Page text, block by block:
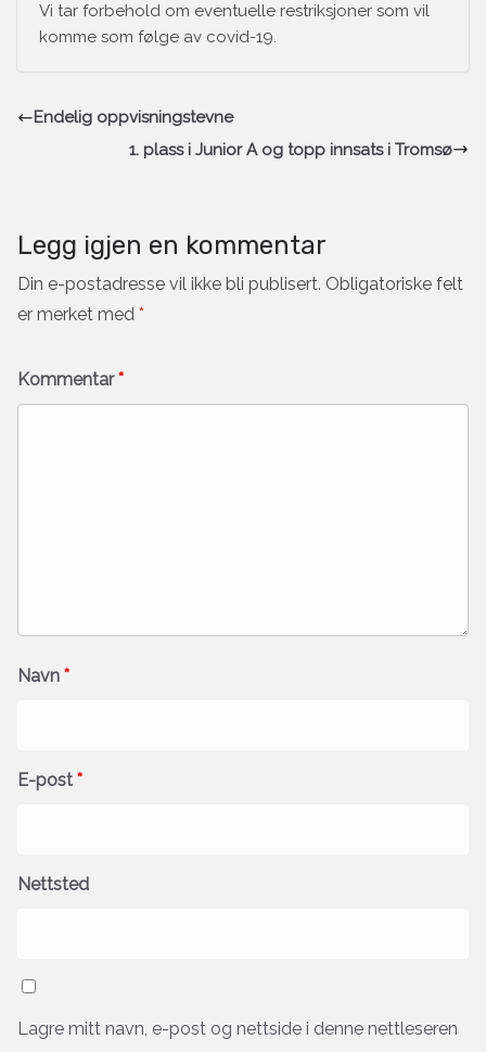
Vi tar forbehold om eventuelle restriksjoner som vil
komme som følge av covid-19.
Endelig oppvisningstevne
1. plass i Junior A og topp innsats i Tromsø
Legg igjen en kommentar
Din e-postadresse vil ikke bli publisert. Obligatoriske felt
er merket med *
Kommentar*
Navn *
E-post *
Nettsted
Lagre mitt navn, e-post og nettside i denne nettleseren